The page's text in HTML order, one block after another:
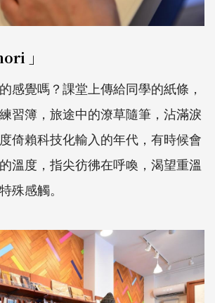
」
感覺嗎？課堂上傳給同學的紙條，
習簿，旅途中的潦草隨筆，沾滿淚
倚賴科技化輸入的年代，有時候會
溫度，指尖彷彿在呼喚，渴望重溫
殊感觸。